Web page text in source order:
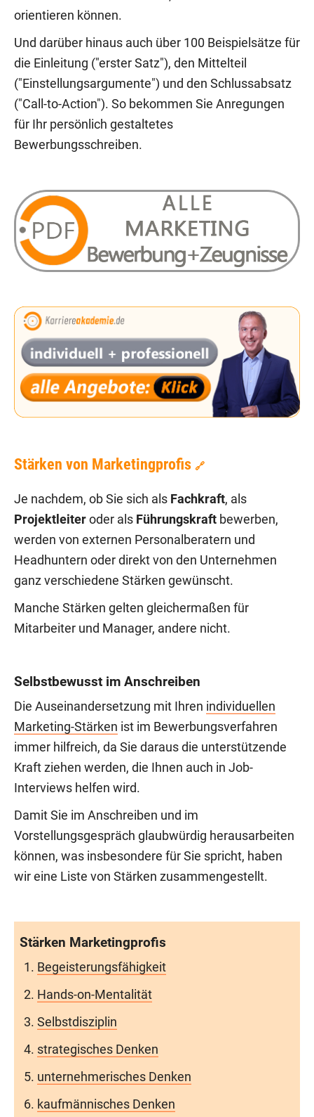
orientieren können.
Und darüber hinaus auch über 100 Beispielsätze für
die Einleitung ("erster Satz"), den Mittelteil
("Einstellungsargumente") und den Schlussabsatz
("Call-to-Action"). So bekommen Sie Anregungen
für Ihr persönlich gestaltetes
Bewerbungsschreiben.
Stärken von Marketingprofis 🔗
Je nachdem, ob Sie sich als Fachkraft, als
Projektleiter oder als Führungskraft bewerben,
werden von externen Personalberatern und
Headhuntern oder direkt von den Unternehmen
ganz verschiedene Stärken gewünscht.
Manche Stärken gelten gleichermaßen für
Mitarbeiter und Manager, andere nicht.
Selbstbewusst im Anschreiben
Die Auseinandersetzung mit Ihren individuellen
Marketing-Stärken ist im Bewerbungsverfahren
immer hilfreich, da Sie daraus die unterstützende
Kraft ziehen werden, die Ihnen auch in Job-
Interviews helfen wird.
Damit Sie im Anschreiben und im
Vorstellungsgespräch glaubwürdig herausarbeiten
können, was insbesondere für Sie spricht, haben
wir eine Liste von Stärken zusammengestellt.
Stärken Marketingprofis
Begeisterungsfähigkeit
Hands-on-Mentalität
Selbstdisziplin
strategisches Denken
unternehmerisches Denken
kaufmännisches Denken